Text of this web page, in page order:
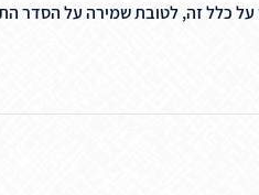
על כלל זה, לטובת שמירה על הסדר